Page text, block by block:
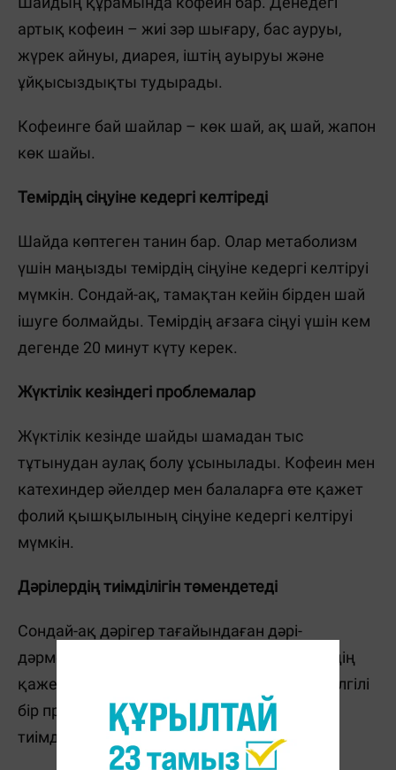
артық кофеин – жиі зәр шығару, бас ауруы,
жүрек айнуы, диарея, іштің ауыруы және
ұйқысыздықты тудырады.
Кофеинге бай шайлар – көк шай, ақ шай, жапон
көк шайы.
Темірдің сіңуіне кедергі келтіреді
Шайда көптеген танин бар. Олар метаболизм
үшін маңызды темірдің сіңуіне кедергі келтіруі
мүмкін. Сондай-ақ, тамақтан кейін бірден шай
ішуге болмайды. Темірдің ағзаға сіңуі үшін кем
дегенде 20 минут күту керек.
Жүктілік кезіндегі проблемалар
Жүктілік кезінде шайды шамадан тыс
тұтынудан аулақ болу ұсынылады. Кофеин мен
катехиндер әйелдер мен балаларға өте қажет
фолий қышқылының сіңуіне кедергі келтіруі
мүмкін.
Дәрілердің тиімділігін төмендетеді
Сондай-ақ дәрігер тағайындаған дәрі-
дәрмектерді үнемі ішетіндер үшін шай ішудің
қажеті жоқ. Оның құрамындағы заттар белгілі
бір препараттармен әрекеттесіп, дәрінің
тиімділігін төмендетуі мүмкін.